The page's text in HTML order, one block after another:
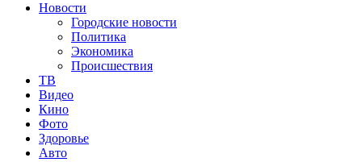
Новости
Городские новости
Политика
Экономика
Происшествия
ТВ
Видео
Кино
Фото
Здоровье
Авто